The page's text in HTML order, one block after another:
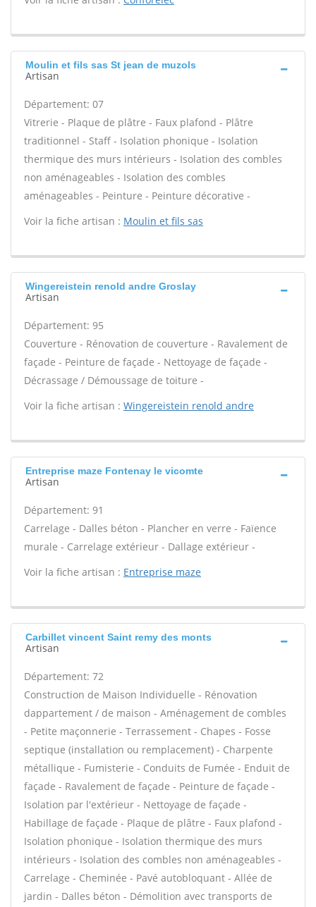
Moulin et fils sas St jean de muzols
Artisan
Département: 07
Vitrerie - Plaque de plâtre - Faux plafond - Plâtre
traditionnel - Staff - Isolation phonique - Isolation
thermique des murs intérieurs - Isolation des combles
non aménageables - Isolation des combles
aménageables - Peinture - Peinture décorative -
Voir la fiche artisan : Moulin et fils sas
Wingereistein renold andre Groslay
Artisan
Département: 95
Couverture - Rénovation de couverture - Ravalement de
façade - Peinture de façade - Nettoyage de façade -
Décrassage / Démoussage de toiture -
Voir la fiche artisan : Wingereistein renold andre
Entreprise maze Fontenay le vicomte
Artisan
Département: 91
Carrelage - Dalles béton - Plancher en verre - Faïence
murale - Carrelage extérieur - Dallage extérieur -
Voir la fiche artisan : Entreprise maze
Carbillet vincent Saint remy des monts
Artisan
Département: 72
Construction de Maison Individuelle - Rénovation
dappartement / de maison - Aménagement de combles
- Petite maçonnerie - Terrassement - Chapes - Fosse
septique (installation ou remplacement) - Charpente
métallique - Fumisterie - Conduits de Fumée - Enduit de
façade - Ravalement de façade - Peinture de façade -
Isolation par l'extérieur - Nettoyage de façade -
Habillage de façade - Plaque de plâtre - Faux plafond -
Isolation phonique - Isolation thermique des murs
intérieurs - Isolation des combles non aménageables -
Carrelage - Cheminée - Pavé autobloquant - Allée de
jardin - Dalles béton - Démolition avec transports de